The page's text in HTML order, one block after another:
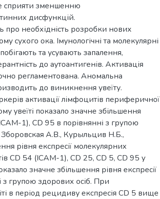
сприяти зменшенню
дисфункцій.
про необхідність розробки нових
сухого ока. Імунологічні та молекулярні
та усувають запалення,
до аутоантигенів. Активація
регламентована. Аномальна
до виникнення увеїту.
активації лімфоцитів периферичної
увеїті показало значне збільшення
1), CD 95 в порівнянні з групою
А.В., Курыльцив Н.Б.,
рівня експресії молекулярних
CD 54 (ICAM-1), CD 25, CD 5, CD 95 у
значне збільшення рівня експресії
з групою здорових осіб. При
в період рецидиву експресія CD 5 вище